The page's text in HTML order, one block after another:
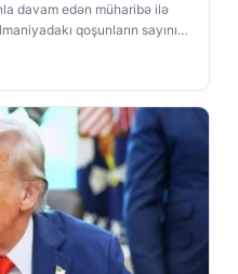
davam edən müharibə ilə
qoşunların sayının